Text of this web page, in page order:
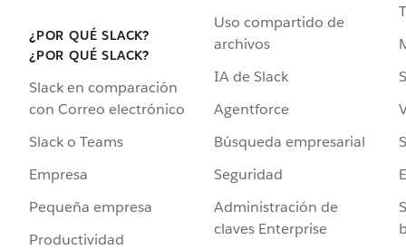
¿POR QUÉ SLACK?
¿POR QUÉ SLACK?
Slack en comparación
con Correo electrónico
Slack o Teams
Empresa
Pequeña empresa
Productividad
Uso compartido de
archivos
IA de Slack
Agentforce
Búsqueda empresarial
Seguridad
Administración de
claves Enterprise